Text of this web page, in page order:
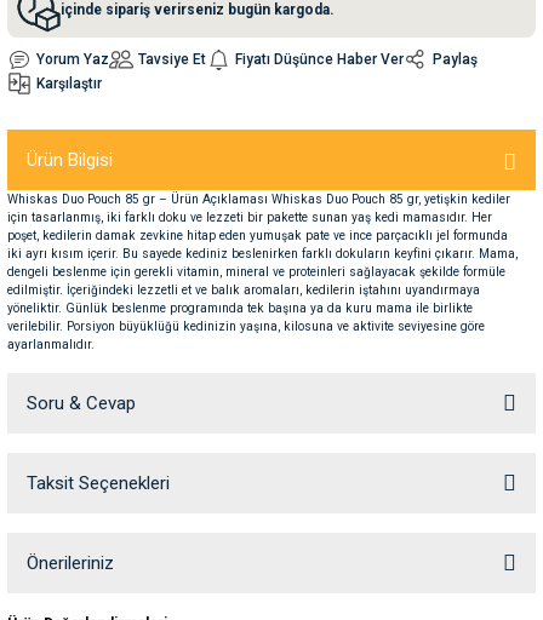
Su Kabları
içinde sipariş verirseniz bugün kargoda.
Yorum Yaz Tavsiye Et Fiyatı Düşünce Haber Ver
Paylaş
Karşılaştır
Ürün Bilgisi
Whiskas Duo Pouch 85 gr – Ürün Açıklaması Whiskas Duo Pouch 85 gr, yetişkin kediler
için tasarlanmış, iki farklı doku ve lezzeti bir pakette sunan yaş kedi mamasıdır. Her
poşet, kedilerin damak zevkine hitap eden yumuşak pate ve ince parçacıklı jel formunda
iki ayrı kısım içerir. Bu sayede kediniz beslenirken farklı dokuların keyfini çıkarır. Mama,
dengeli beslenme için gerekli vitamin, mineral ve proteinleri sağlayacak şekilde formüle
edilmiştir. İçeriğindeki lezzetli et ve balık aromaları, kedilerin iştahını uyandırmaya
yöneliktir. Günlük beslenme programında tek başına ya da kuru mama ile birlikte
verilebilir. Porsiyon büyüklüğü kedinizin yaşına, kilosuna ve aktivite seviyesine göre
ayarlanmalıdır.
Soru & Cevap
Ürün hakkında henüz soru sorulmamış.
Taksit Seçenekleri
Önerileriniz